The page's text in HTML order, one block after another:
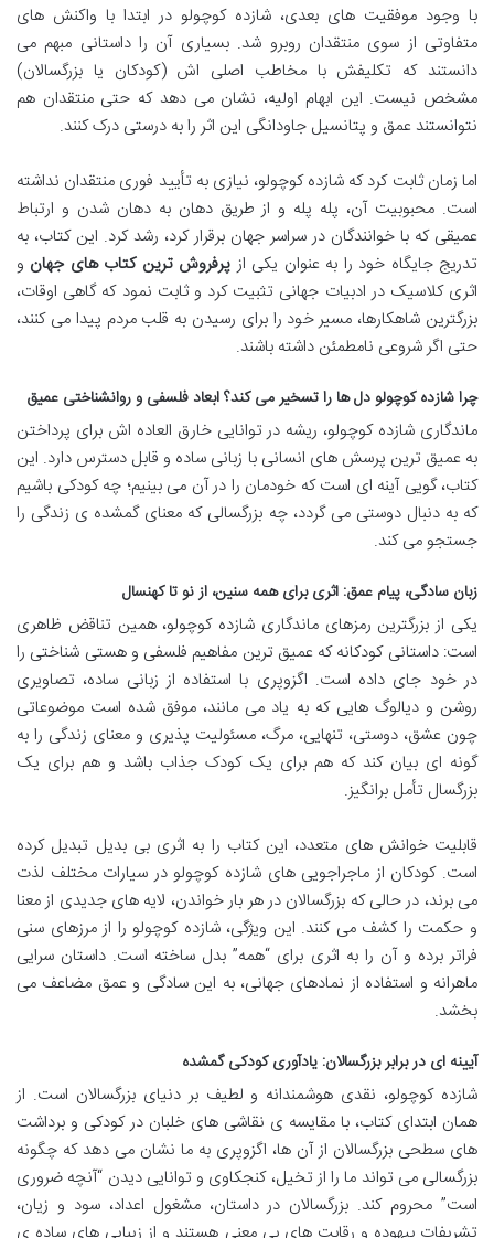
با وجود موفقیت های بعدی، شازده کوچولو در ابتدا با واکنش های
متفاوتی از سوی منتقدان روبرو شد. بسیاری آن را داستانی مبهم می
دانستند که تکلیفش با مخاطب اصلی اش (کودکان یا بزرگسالان)
مشخص نیست. این ابهام اولیه، نشان می دهد که حتی منتقدان هم
نتوانستند عمق و پتانسیل جاودانگی این اثر را به درستی درک کنند.
اما زمان ثابت کرد که شازده کوچولو، نیازی به تأیید فوری منتقدان نداشته
است. محبوبیت آن، پله پله و از طریق دهان به دهان شدن و ارتباط
عمیقی که با خوانندگان در سراسر جهان برقرار کرد، رشد کرد. این کتاب، به
تدریج جایگاه خود را به عنوان یکی از پرفروش ترین کتاب های جهان و
اثری کلاسیک در ادبیات جهانی تثبیت کرد و ثابت نمود که گاهی اوقات،
بزرگترین شاهکارها، مسیر خود را برای رسیدن به قلب مردم پیدا می کنند،
حتی اگر شروعی نامطمئن داشته باشند.
چرا شازده کوچولو دل ها را تسخیر می کند؟ ابعاد فلسفی و روانشناختی عمیق
ماندگاری شازده کوچولو، ریشه در توانایی خارق العاده اش برای پرداختن
به عمیق ترین پرسش های انسانی با زبانی ساده و قابل دسترس دارد. این
کتاب، گویی آینه ای است که خودمان را در آن می بینیم؛ چه کودکی باشیم
که به دنبال دوستی می گردد، چه بزرگسالی که معنای گمشده ی زندگی را
جستجو می کند.
زبان سادگی، پیام عمق: اثری برای همه سنین، از نو تا کهنسال
یکی از بزرگترین رمزهای ماندگاری شازده کوچولو، همین تناقض ظاهری
است: داستانی کودکانه که عمیق ترین مفاهیم فلسفی و هستی شناختی را
در خود جای داده است. اگزوپری با استفاده از زبانی ساده، تصاویری
روشن و دیالوگ هایی که به یاد می مانند، موفق شده است موضوعاتی
چون عشق، دوستی، تنهایی، مرگ، مسئولیت پذیری و معنای زندگی را به
گونه ای بیان کند که هم برای یک کودک جذاب باشد و هم برای یک
بزرگسال تأمل برانگیز.
قابلیت خوانش های متعدد، این کتاب را به اثری بی بدیل تبدیل کرده
است. کودکان از ماجراجویی های شازده کوچولو در سیارات مختلف لذت
می برند، در حالی که بزرگسالان در هر بار خواندن، لایه های جدیدی از معنا
و حکمت را کشف می کنند. این ویژگی، شازده کوچولو را از مرزهای سنی
فراتر برده و آن را به اثری برای “همه” بدل ساخته است. داستان سرایی
ماهرانه و استفاده از نمادهای جهانی، به این سادگی و عمق مضاعف می
بخشد.
آیینه ای در برابر بزرگسالان: یادآوری کودکی گمشده
شازده کوچولو، نقدی هوشمندانه و لطیف بر دنیای بزرگسالان است. از
همان ابتدای کتاب، با مقایسه ی نقاشی های خلبان در کودکی و برداشت
های سطحی بزرگسالان از آن ها، اگزوپری به ما نشان می دهد که چگونه
بزرگسالی می تواند ما را از تخیل، کنجکاوی و توانایی دیدن “آنچه ضروری
است” محروم کند. بزرگسالان در داستان، مشغول اعداد، سود و زیان،